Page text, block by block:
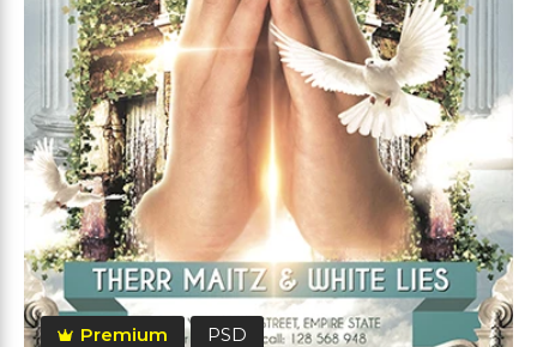
Premium PSD